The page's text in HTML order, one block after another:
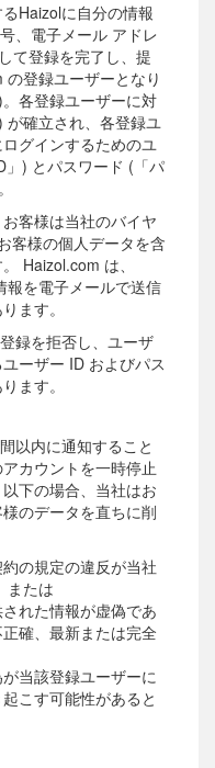
Haizolに自分の情報
、電子メール アドレ
て登録を完了し、提
登録ユーザーとなり
各登録ユーザーに対
が確立され、各登録ユ
グインするためのユ
」) とパスワード (「パ
客様は当社のバイヤ
客様の個人データを含
Haizol.com は、
報を電子メールで送信
ます。
録を拒否し、ユーザ
ーザー ID およびパス
ます。
以内に通知すること
カウントを一時停止
下の場合、当社はお
のデータを直ちに削
の規定の違反が当社
または
れた情報が虚偽であ
確、最新または完全
当該登録ユーザーに
こす可能性があると